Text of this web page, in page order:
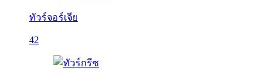
ทัวร์จอร์เจีย
42